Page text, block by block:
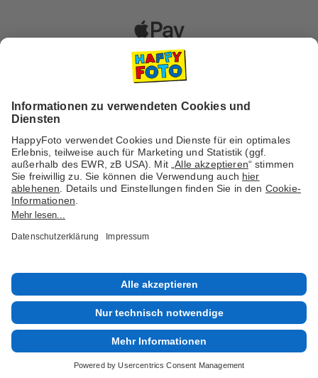
Versanddienstleister